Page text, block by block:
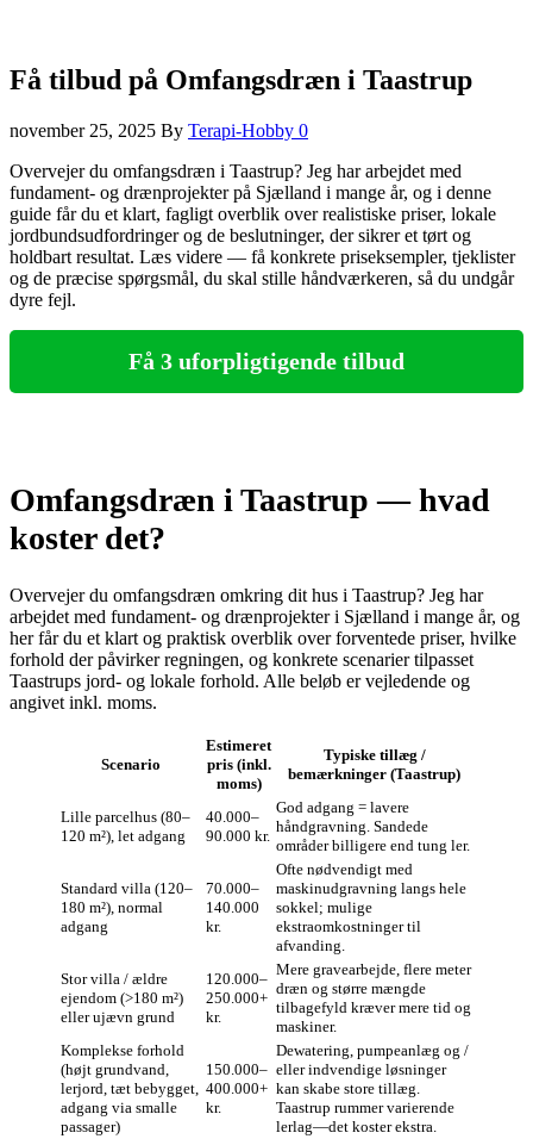
Få tilbud på Omfangsdræn i Taastrup
november 25, 2025 By Terapi-Hobby 0
Overvejer du omfangsdræn i Taastrup? Jeg har arbejdet med
fundament- og drænprojekter på Sjælland i mange år, og i denne
guide får du et klart, fagligt overblik over realistiske priser, lokale
jordbundsudfordringer og de beslutninger, der sikrer et tørt og
holdbart resultat. Læs videre — få konkrete priseksempler, tjeklister
og de præcise spørgsmål, du skal stille håndværkeren, så du undgår
dyre fejl.
Få 3 uforpligtigende tilbud
Omfangsdræn i Taastrup — hvad
koster det?
Overvejer du omfangsdræn omkring dit hus i Taastrup? Jeg har
arbejdet med fundament- og drænprojekter i Sjælland i mange år, og
her får du et klart og praktisk overblik over forventede priser, hvilke
forhold der påvirker regningen, og konkrete scenarier tilpasset
Taastrups jord- og lokale forhold. Alle beløb er vejledende og
angivet inkl. moms.
Scenario
Estimeret
pris (inkl.
moms)
Typiske tillæg /
bemærkninger (Taastrup)
Lille parcelhus (80–
120 m²), let adgang
40.000–
90.000 kr.
God adgang = lavere
håndgravning. Sandede
områder billigere end tung ler.
Standard villa (120–
180 m²), normal
adgang
70.000–
140.000
kr.
Ofte nødvendigt med
maskinudgravning langs hele
sokkel; mulige
ekstraomkostninger til
afvanding.
Stor villa / ældre
ejendom (>180 m²)
eller ujævn grund
120.000–
250.000+
kr.
Mere gravearbejde, flere meter
dræn og større mængde
tilbagefyld kræver mere tid og
maskiner.
Komplekse forhold
(højt grundvand,
lerjord, tæt bebygget,
adgang via smalle
passager)
150.000–
400.000+
kr.
Dewatering, pumpeanlæg og /
eller indvendige løsninger
kan skabe store tillæg.
Taastrup rummer varierende
lerlag—det koster ekstra.